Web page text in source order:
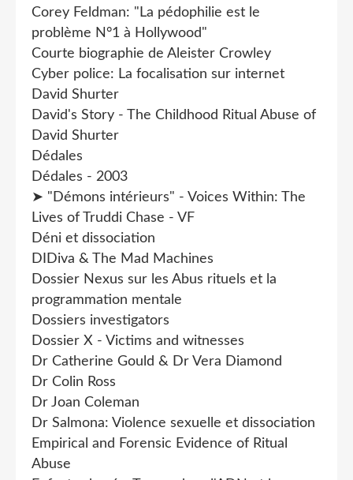
Corey Feldman: "La pédophilie est le
problème N°1 à Hollywood"
Courte biographie de Aleister Crowley
Cyber police: La focalisation sur internet
David Shurter
David's Story - The Childhood Ritual Abuse of
David Shurter
Dédales
Dédales - 2003
➤ "Démons intérieurs" - Voices Within: The
Lives of Truddi Chase - VF
Déni et dissociation
DIDiva & The Mad Machines
Dossier Nexus sur les Abus rituels et la
programmation mentale
Dossiers investigators
Dossier X - Victims and witnesses
Dr Catherine Gould & Dr Vera Diamond
Dr Colin Ross
Dr Joan Coleman
Dr Salmona: Violence sexuelle et dissociation
Empirical and Forensic Evidence of Ritual
Abuse